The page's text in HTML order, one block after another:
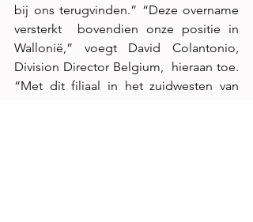
bij ons terugvinden.” “Deze overname
versterkt  bovendien onze positie in
Wallonië,” voegt David Colantonio,
Division Director Belgium,  hieraan toe.
“Met dit filiaal in het zuidwesten van